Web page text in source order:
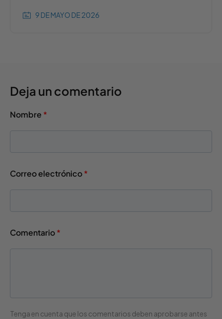
9 DE MAYO DE 2026
Deja un comentario
Nombre *
Correo electrónico*
Comentario*
Tenga en cuenta que los comentarios deben aprobarse antes